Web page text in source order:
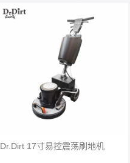
Dr.Dirt 17寸易控震荡刷地机